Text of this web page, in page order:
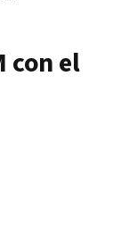
con el